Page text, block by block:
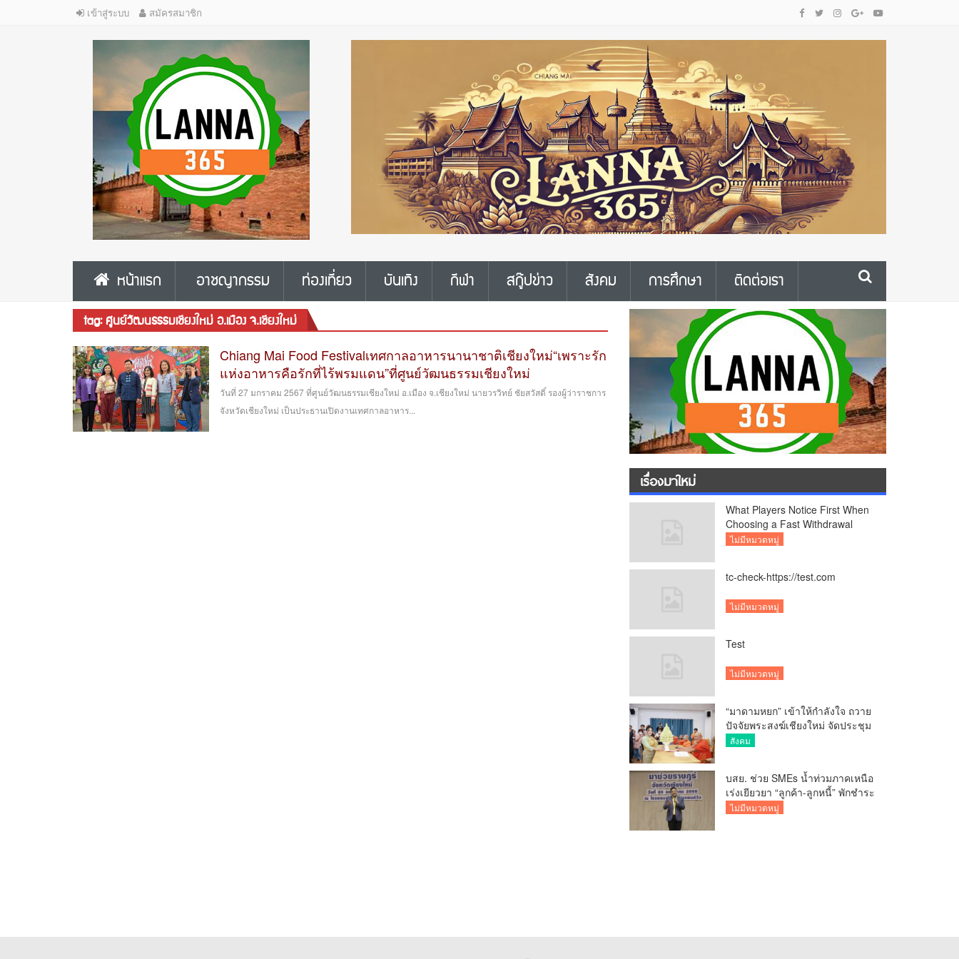
เข้าสู่ระบบ สมัครสมาชิก
หน้าแรก อาชญากรรม ท่องเที่ยว บันเทิง กีฬา สกู๊ปข่าว สังคม การศึกษา ติดต่อเรา
tag: ศูนย์วัฒนธรรมเชียงใหม่ อ.เมือง จ.เชียงใหม่
Chiang Mai Food Festivalเทศกาลอาหารนานาชาติเชียงใหม่“เพราะรัก
แห่งอาหารคือรักที่ไร้พรมแดน”ที่ศูนย์วัฒนธรรมเชียงใหม่
วันที่ 27 มกราคม 2567 ที่ศูนย์วัฒนธรรมเชียงใหม่ อ.เมือง จ.เชียงใหม่ นายวรวิทย์ ชัยสวัสดิ์ รองผู้ว่าราชการ
จังหวัดเชียงใหม่ เป็นประธานเปิดงานเทศกาลอาหาร...
เรื่องมาใหม่
What Players Notice First When
Choosing a Fast Withdrawal
Casino UK
ไม่มีหมวดหมู่
tc-check-https://test.com
ไม่มีหมวดหมู่
Test
ไม่มีหมวดหมู่
“มาดามหยก” เข้าให้กำลังใจ ถวาย
ปัจจัยพระสงฆ์เชียงใหม่ จัดประชุม
ทำบัญชีรายรับรายจ่ายของวัด กว่า
สังคม
บสย. ช่วย SMEs น้ำท่วมภาคเหนือ
เร่งเยียวยา “ลูกค้า-ลูกหนี้” พักชำระ
ค่าธรรมเนียม-ค่างวด
ไม่มีหมวดหมู่